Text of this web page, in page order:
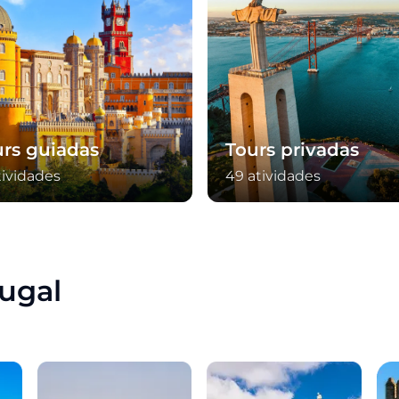
guiadas Tours privadas
49 atividades